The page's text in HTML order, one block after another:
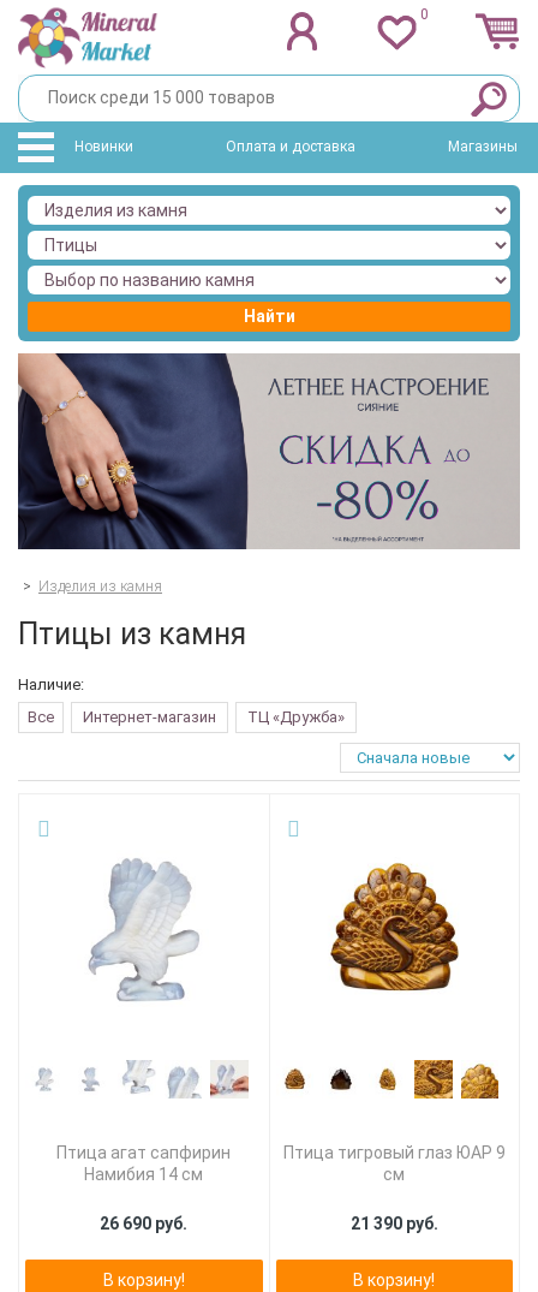
0
Новинки Оплата и доставка Магазины
Найти
> Изделия из камня
Птицы из камня
Наличие:
Все
Интернет-магазин ТЦ «Дружба»
Птица агат сапфирин
Намибия 14 см
26 690 руб.
В корзину!
Птица тигровый глаз ЮАР 9
см
21 390 руб.
В корзину!